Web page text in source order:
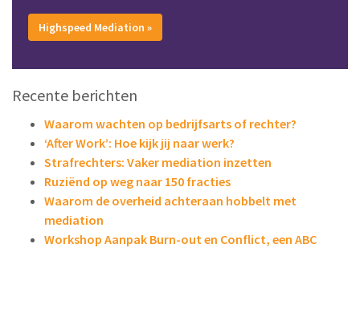
Highspeed Mediation »
Recente berichten
Waarom wachten op bedrijfsarts of rechter?
‘After Work’: Hoe kijk jij naar werk?
Strafrechters: Vaker mediation inzetten
Ruziënd op weg naar 150 fracties
Waarom de overheid achteraan hobbelt met
mediation
Workshop Aanpak Burn-out en Conflict, een ABC